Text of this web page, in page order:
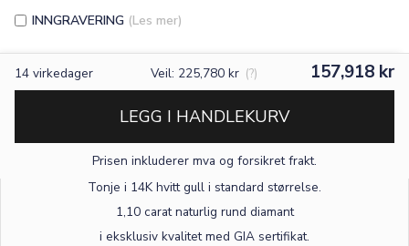
INNGRAVERING (Les mer)
14 virkedager Veil: 225,780 kr (?) 157,918 kr
LEGG I HANDLEKURV
Prisen inkluderer mva og forsikret frakt.
Tonje i 14K hvitt gull i standard størrelse.
1,10 carat naturlig rund diamant
i eksklusiv kvalitet med GIA sertifikat.